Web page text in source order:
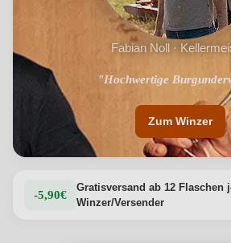
Fabian Noll ·
"Hochwertige
"Steht für Tradition und
Zum Winzer
-5,90€
Gratisversand ab 12 Flaschen
Winzer/Versender